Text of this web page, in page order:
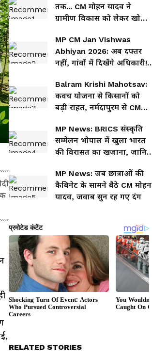
तक... CM मोहन यादव ने
ग्रामीण विकास को लेकर खोला
MP CM Jan Vishwas
Abhiyan 2026: अब दफ्तर
नहीं, गांवों में दिखेंगे अधिकारी!
अभियान
Balram Krishi Mahotsav:
कवच योजना से किसानों को
बड़ी राहत, नर्मदापुरम से CM
MP News: BRICS संस्कृति
सम्मेलन भोपाल में खुला भारत
की विरासत का खजाना, जानिए
MP News: जब छात्राओं की
कैबिनेट के सामने बैठे CM मोहन
यादव, जवाब सुन रह गए दंग
RELATED STORIES